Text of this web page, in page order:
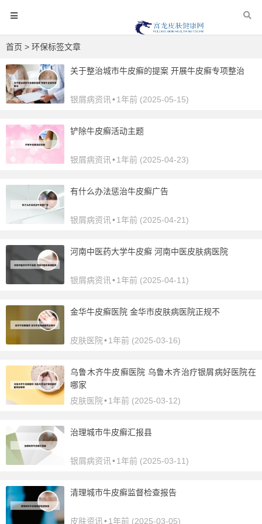
首页 > 环保标签文章
关于整治城市牛皮癣的提案 开展牛皮癣专项整治
银屑病资讯 •1年前 (2025-05-15)
铲除牛皮癣活动主题
银屑病资讯 •1年前 (2025-04-23)
有什么办法惩治牛皮癣广告
银屑病资讯 •1年前 (2025-04-21)
河南中医药大学牛皮癣 河南中医皮肤病医院
银屑病资讯 •1年前 (2025-04-11)
金华牛皮癣医院 金华市皮肤病医院正规不
皮肤医院•1年前 (2025-03-16)
乌鲁木齐牛皮癣医院 乌鲁木齐治疗银屑病好医院在
哪家
皮肤医院•1年前 (2025-03-12)
治理城市牛皮癣汇报县
银屑病资讯 •1年前 (2025-03-11)
清理城市牛皮癣监督检查报告
皮肤资讯 •1年前 (2025-03-05)